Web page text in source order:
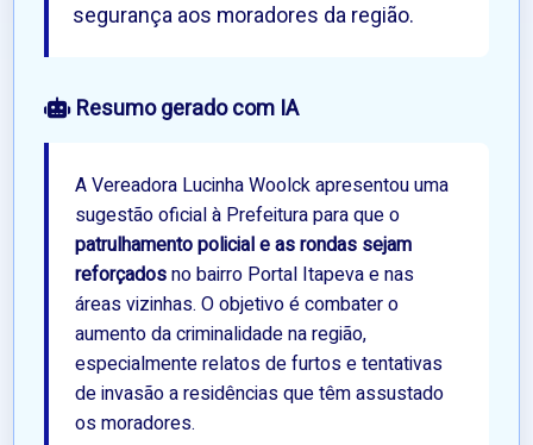
segurança aos moradores da região.
Resumo gerado com IA
A Vereadora Lucinha Woolck apresentou uma
sugestão oficial à Prefeitura para que o
patrulhamento policial e as rondas sejam
reforçadosno bairro Portal Itapeva e nas
áreas vizinhas. O objetivo é combater o
aumento da criminalidade na região,
especialmente relatos de furtos e tentativas
de invasão a residências que têm assustado
os moradores.